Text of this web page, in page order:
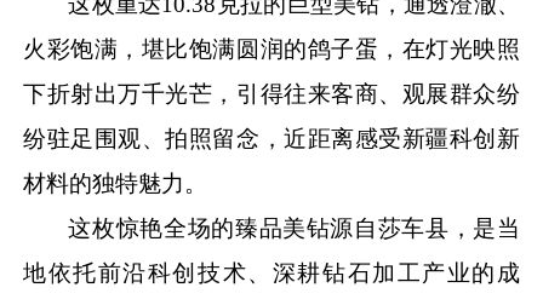
火彩饱满，堪比饱满圆润的鸽子蛋，在灯光映照
下折射出万千光芒，引得往来客商、观展群众纷
纷驻足围观、拍照留念，近距离感受新疆科创新
材料的独特魅力。
这枚惊艳全场的臻品美钻源自莎车县，是当
地依托前沿科创技术、深耕钻石加工产业的成